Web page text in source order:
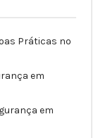
Práticas no
em
em